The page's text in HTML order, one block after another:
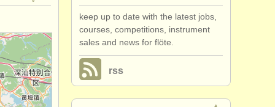
keep up to date with the latest jobs,
courses, competitions, instrument
sales and news for flöte.
rss